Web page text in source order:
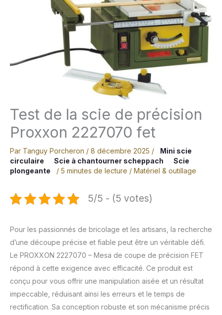
Test de la scie de précision
Proxxon 2227070 fet
Par Tanguy Porcheron / 8 décembre 2025 /
Mini scie
circulaire
Scie à chantourner scheppach
Scie
plongeante
/ 5 minutes de lecture / Matériel & outillage
5/5 - (5 votes)
Pour les passionnés de bricolage et les artisans, la recherche
d’une découpe précise et fiable peut être un véritable défi.
Le PROXXON 2227070 – Mesa de coupe de précision FET
répond à cette exigence avec efficacité. Ce produit est
conçu pour vous offrir une manipulation aisée et un résultat
impeccable, réduisant ainsi les erreurs et le temps de
rectification. Sa conception robuste et son mécanisme précis